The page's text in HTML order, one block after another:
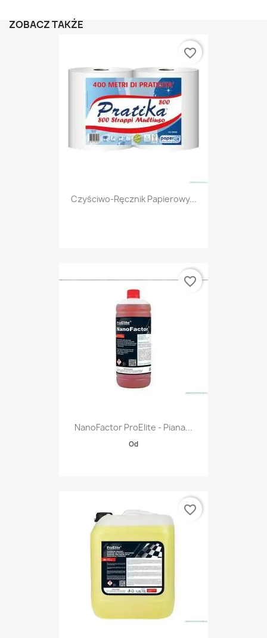
ZOBACZ TAKŻE
Czyściwo-Ręcznik Papierowy...
favorite_border
NanoFactor ProElite - Piana...
Od
favorite_border
favorite_border